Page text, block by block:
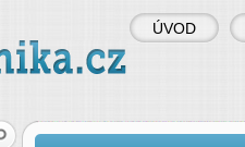
ÚVOD